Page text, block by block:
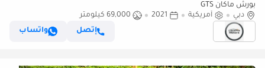
بورش ماكان GTS
دبي
أمريكية 2021
69,000 كيلومتر
إتصل
واتساب